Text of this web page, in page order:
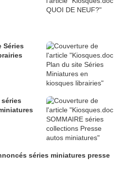
Séries
séries miniatures presse